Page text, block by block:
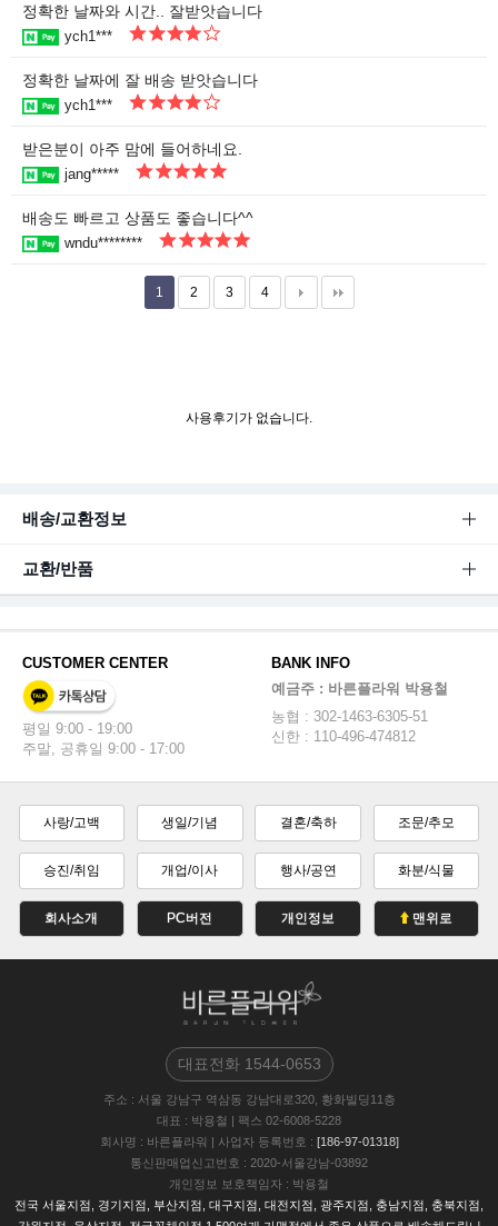
정확한 날짜와 시간.. 잘받앗습니다
ych1***
정확한 날짜에 잘 배송 받앗습니다
ych1***
받은분이 아주 맘에 들어하네요.
jang*****
배송도 빠르고 상품도 좋습니다^^
wndu********
1 2 3 4
사용후기가 없습니다.
배송/교환정보
교환/반품
CUSTOMER CENTER
평일 9:00 - 19:00
주말, 공휴일 9:00 - 17:00
BANK INFO
예금주 : 바른플라워 박용철
농협 : 302-1463-6305-51
신한 : 110-496-474812
사랑/고백 생일/기념 결혼/축하 조문/추모
승진/취임 개업/이사 행사/공연 화분/식물
회사소개 PC버전 개인정보 맨위로
대표전화1544-0653
주소 : 서울 강남구 역삼동 강남대로320, 황화빌딩11층
대표 : 박용철 | 팩스 02-6008-5228
회사명 : 바른플라워 | 사업자 등록번호 : [186-97-01318]
통신판매업신고번호 : 2020-서울강남-03892
개인정보 보호책임자 : 박용철
전국 서울지점, 경기지점, 부산지점, 대구지점, 대전지점, 광주지점, 충남지점, 충북지점,